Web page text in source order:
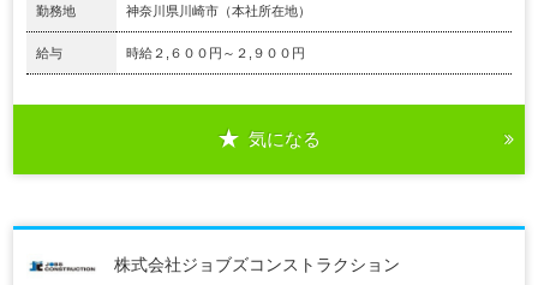
勤務地 神奈川県川崎市（本社所在地）
給与 時給２,６００円～２,９００円
気になる
株式会社ジョブズコンストラクション